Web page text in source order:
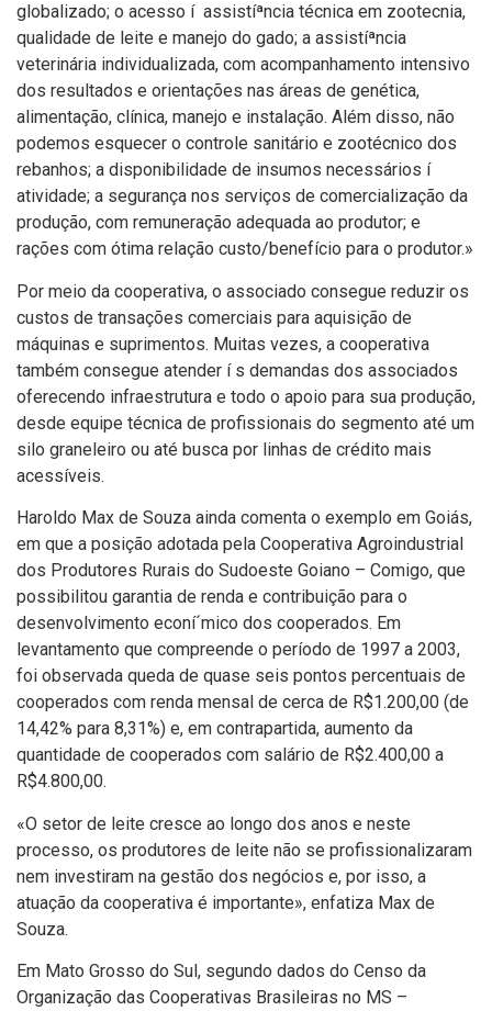
globalizado; o acesso í assistíªncia técnica em zootecnia,
qualidade de leite e manejo do gado; a assistíªncia
veterinária individualizada, com acompanhamento intensivo
dos resultados e orientações nas áreas de genética,
alimentação, clí­nica, manejo e instalação. Além disso, não
podemos esquecer o controle sanitário e zootécnico dos
rebanhos; a disponibilidade de insumos necessários í
atividade; a segurança nos serviços de comercialização da
produção, com remuneração adequada ao produtor; e
rações com ótima relação custo/benefí­cio para o produtor.»
Por meio da cooperativa, o associado consegue reduzir os
custos de transações comerciais para aquisição de
máquinas e suprimentos. Muitas vezes, a cooperativa
também consegue atender í s demandas dos associados
oferecendo infraestrutura e todo o apoio para sua produção,
desde equipe técnica de profissionais do segmento até um
silo graneleiro ou até busca por linhas de crédito mais
acessí­veis.
Haroldo Max de Souza ainda comenta o exemplo em Goiás,
em que a posição adotada pela Cooperativa Agroindustrial
dos Produtores Rurais do Sudoeste Goiano – Comigo, que
possibilitou garantia de renda e contribuição para o
desenvolvimento econí´mico dos cooperados. Em
levantamento que compreende o perí­odo de 1997 a 2003,
foi observada queda de quase seis pontos percentuais de
cooperados com renda mensal de cerca de R$1.200,00 (de
14,42% para 8,31%) e, em contrapartida, aumento da
quantidade de cooperados com salário de R$2.400,00 a
R$4.800,00.
«O setor de leite cresce ao longo dos anos e neste
processo, os produtores de leite não se profissionalizaram
nem investiram na gestão dos negócios e, por isso, a
atuação da cooperativa é importante», enfatiza Max de
Souza.
Em Mato Grosso do Sul, segundo dados do Censo da
Organização das Cooperativas Brasileiras no MS –